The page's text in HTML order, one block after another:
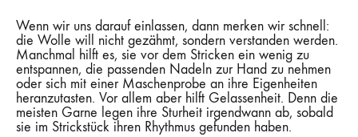
Wenn wir uns darauf einlassen, dann merken wir schnell:
die Wolle will nicht gezähmt, sondern verstanden werden.
Manchmal hilft es, sie vor dem Stricken ein wenig zu
entspannen, die passenden Nadeln zur Hand zu nehmen
oder sich mit einer Maschenprobe an ihre Eigenheiten
heranzutasten. Vor allem aber hilft Gelassenheit. Denn die
meisten Garne legen ihre Sturheit irgendwann ab, sobald
sie im Strickstück ihren Rhythmus gefunden haben.